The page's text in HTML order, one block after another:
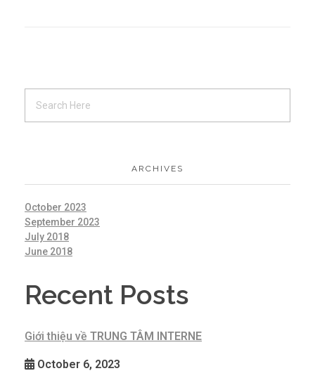
ARCHIVES
October 2023
September 2023
July 2018
June 2018
Recent Posts
Giới thiệu về TRUNG TÂM INTERNE
October 6, 2023